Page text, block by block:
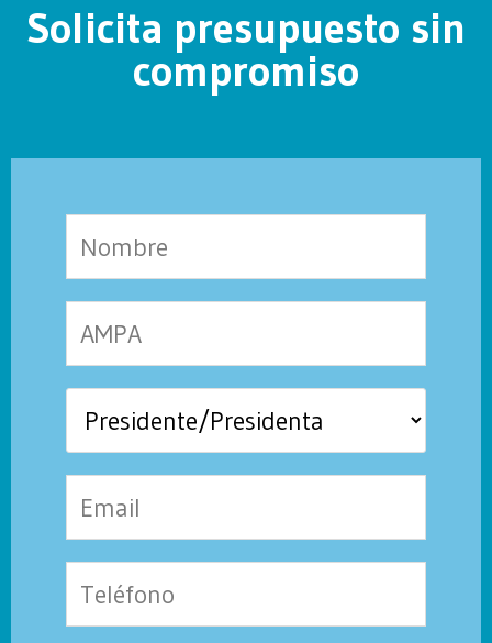
Solicita presupuesto sin
compromiso